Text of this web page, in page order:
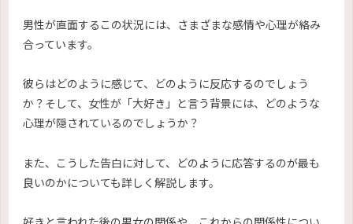
男性が直面するこの状況には、さまざまな感情や心理が絡み
合っています。
彼らはどのように感じて、どのように反応するのでしょう
か？そして、女性が「大好き」と言う背景には、どのような
心理が隠されているのでしょうか？
また、こうした告白に対して、どのように応答するのが最も
良いのかについても詳しく解説します。